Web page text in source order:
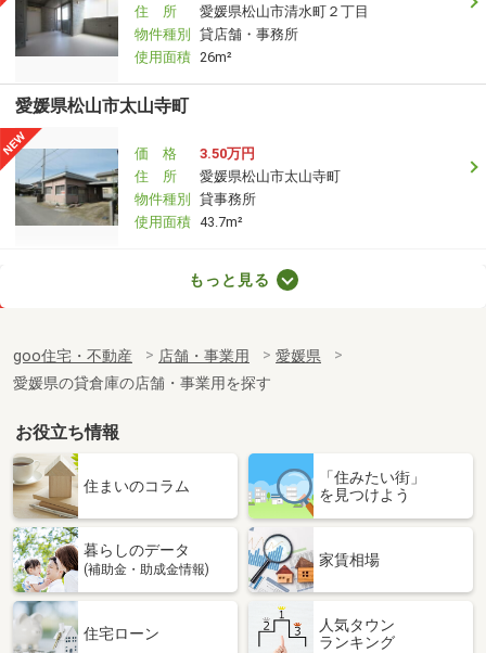
住 所
愛媛県松山市清水町２丁目
物件種別
貸店舗・事務所
使用面積 26m²
愛媛県松山市太山寺町
価 格
3.50万円
住 所
愛媛県松山市太山寺町
物件種別
貸事務所
使用面積 43.7m²
愛媛県松山市和泉北１丁目
物件種別 貸店舗・事務所
使用面積 115.04m²
愛媛県松山市古三津１丁目
価 格
0.55万円
愛媛県松山市古三津１丁目
物件種別 貸駐車場
使用面積
愛媛県松山市古三津１丁目
もっと見る
goo住宅・不動産 店舗・事業用
愛媛県
愛媛県の貸倉庫の店舗・事業用を探す
お役立ち情報
住まいのコラム
「住みたい街」
を見つけよう
暮らしのデータ
(補助金・助成金情報)
家賃相場
住宅ローン
人気タウン
ランキング